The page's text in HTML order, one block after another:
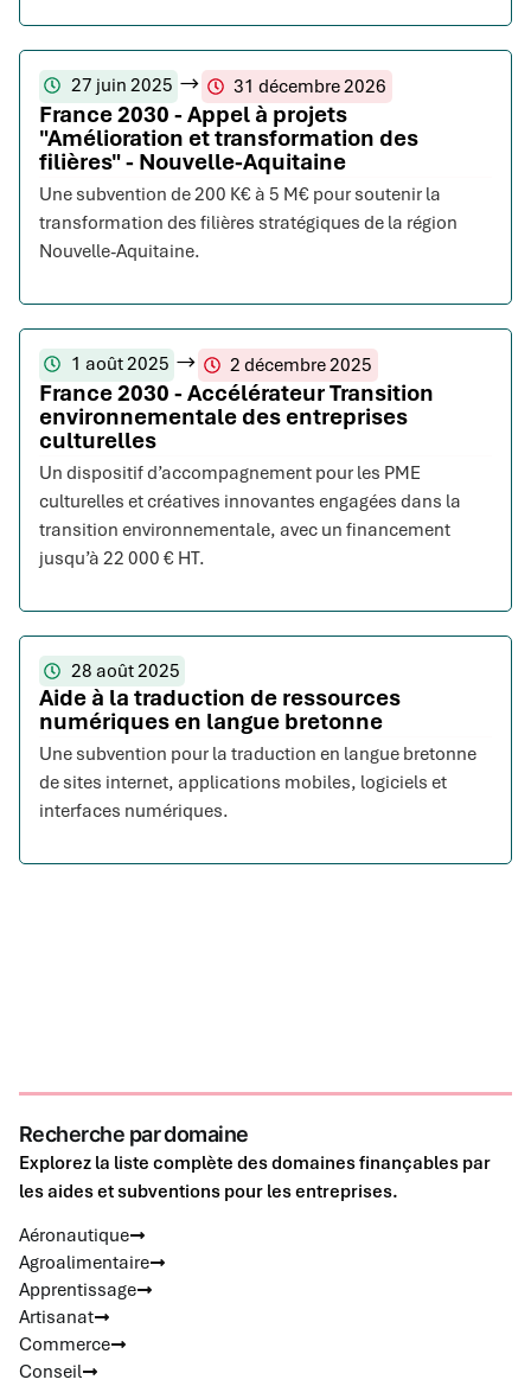
27 juin 2025 31 décembre 2026
France 2030 - Appel à projets
"Amélioration et transformation des
filières" - Nouvelle-Aquitaine
Une subvention de 200 K€ à 5 M€ pour soutenir la
transformation des filières stratégiques de la région
Nouvelle-Aquitaine.
1 août 2025 2 décembre 2025
France 2030 - Accélérateur Transition
environnementale des entreprises
culturelles
Un dispositif d’accompagnement pour les PME
culturelles et créatives innovantes engagées dans la
transition environnementale, avec un financement
jusqu’à 22 000 € HT.
28 août 2025
Aide à la traduction de ressources
numériques en langue bretonne
Une subvention pour la traduction en langue bretonne
de sites internet, applications mobiles, logiciels et
interfaces numériques.
Recherche par domaine
Explorez la liste complète des domaines finançables par
les aides et subventions pour les entreprises.
Aéronautique
Agroalimentaire
Apprentissage
Artisanat
Commerce
Conseil